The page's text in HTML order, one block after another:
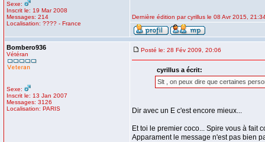
Sexe:
Inscrit le: 19 Mar 2008
Messages: 214
Localisation: ???? - France
Dernière édition par cyrillus le 08 Avr 2015,
Bombero936
Vétéran
Sexe:
Inscrit le: 13 Jan 2007
Messages: 3126
Localisation: PARIS
Posté le: 28 Fév 2009, 20:06
cyrillus a écrit:
Slt , on peux dire que certaines
Dir avec un E c'est encore mieux...
Et toi le premier coco... Spire vous à fait
Apparament le message n'est pas bien